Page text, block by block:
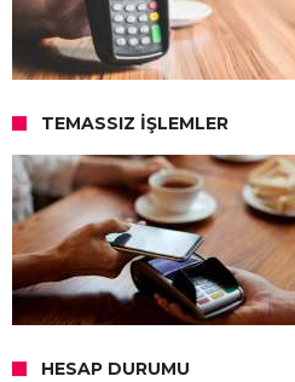
TEMASSIZ İŞLEMLER
HESAP DURUMU